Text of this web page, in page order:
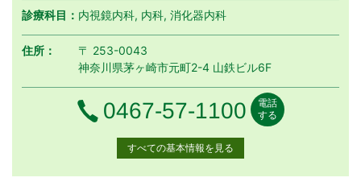
診療科目： 内視鏡内科, 内科, 消化器内科
住所：
〒 253-0043
神奈川県茅ヶ崎市元町2-4 山鉄ビル6F
電話番号
0467-57-1100
電話
する
すべての基本情報を見る